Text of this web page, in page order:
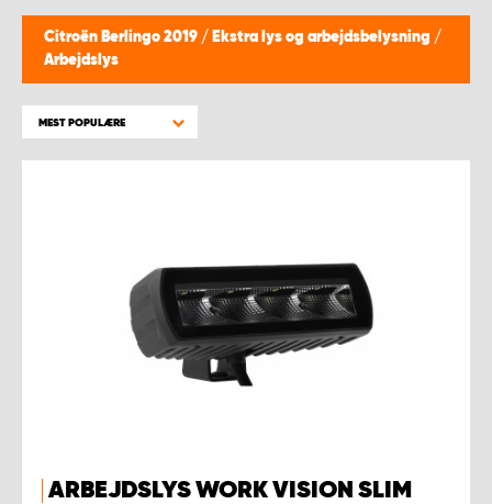
Citroën Berlingo 2019 / Ekstra lys og arbejdsbelysning /
Arbejdslys
MEST POPULÆRE
ARBEJDSLYS WORK VISION SLIM